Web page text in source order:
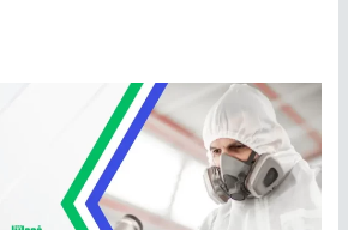
مكافحة
حشرات
العبدلي